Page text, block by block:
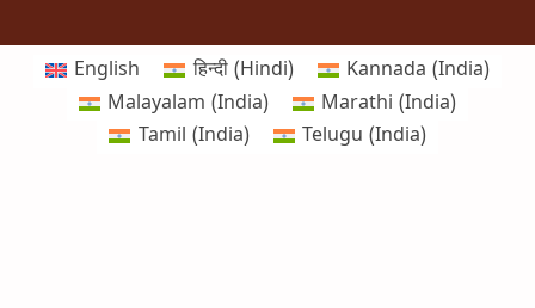
English हिन्दी(Hindi)
Kannada (India)
Malayalam (India)
Marathi (India)
Tamil (India)
Telugu (India)